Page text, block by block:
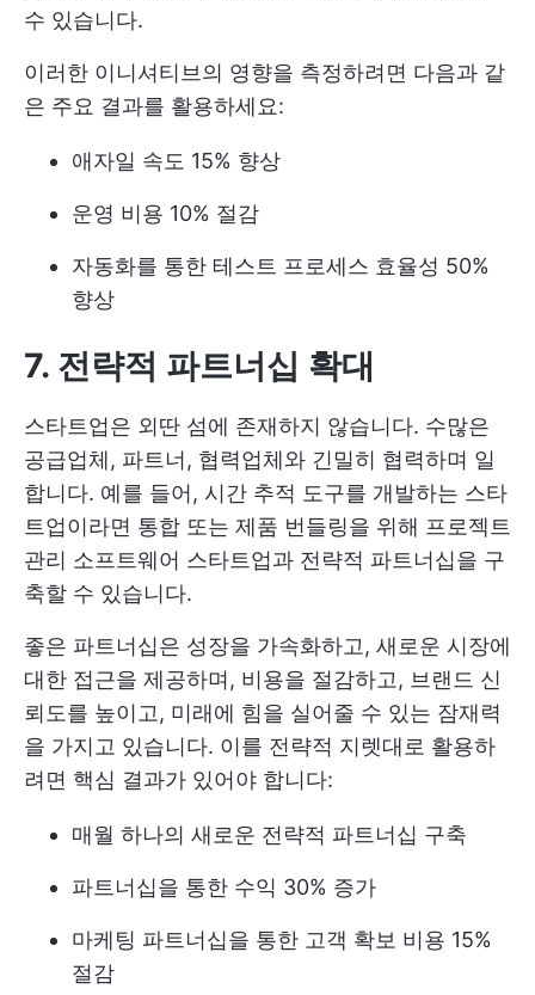
수 있습니다.
이러한 이니셔티브의 영향을 측정하려면 다음과 같
은 주요 결과를 활용하세요:
애자일 속도 15% 향상
운영 비용 10% 절감
자동화를 통한 테스트 프로세스 효율성 50%
향상
7. 전략적 파트너십 확대
스타트업은 외딴 섬에 존재하지 않습니다. 수많은
공급업체, 파트너, 협력업체와 긴밀히 협력하며 일
합니다. 예를 들어, 시간 추적 도구를 개발하는 스타
트업이라면 통합 또는 제품 번들링을 위해 프로젝트
관리 소프트웨어 스타트업과 전략적 파트너십을 구
축할 수 있습니다.
좋은 파트너십은 성장을 가속화하고, 새로운 시장에
대한 접근을 제공하며, 비용을 절감하고, 브랜드 신
뢰도를 높이고, 미래에 힘을 실어줄 수 있는 잠재력
을 가지고 있습니다. 이를 전략적 지렛대로 활용하
려면 핵심 결과가 있어야 합니다:
매월 하나의 새로운 전략적 파트너십 구축
파트너십을 통한 수익 30% 증가
마케팅 파트너십을 통한 고객 확보 비용 15%
절감